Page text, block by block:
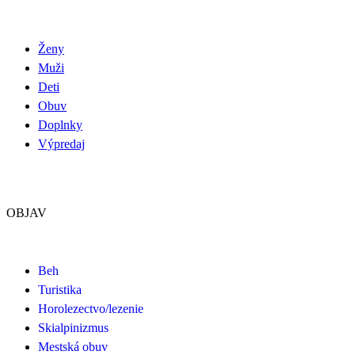
Ženy
Muži
Deti
Obuv
Doplnky
Výpredaj
OBJAV
Beh
Turistika
Horolezectvo/lezenie
Skialpinizmus
Mestská obuv